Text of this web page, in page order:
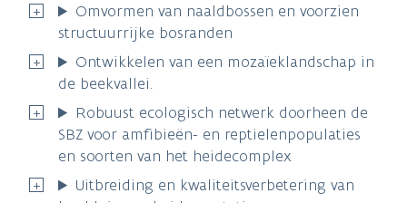
Omvormen van naaldbossen en voorzien
structuurrijke bosranden
Ontwikkelen van een mozaïeklandschap in
de beekvallei.
Robuust ecologisch netwerk doorheen de
SBZ voor amfibieën- en reptielenpopulaties
en soorten van het heidecomplex
Uitbreiding en kwaliteitsverbetering van